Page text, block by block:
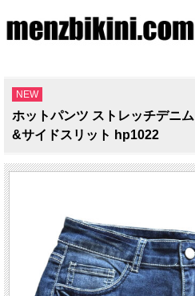
NEW
ホットパンツ ストレッチデニ
&サイドスリット hp1022